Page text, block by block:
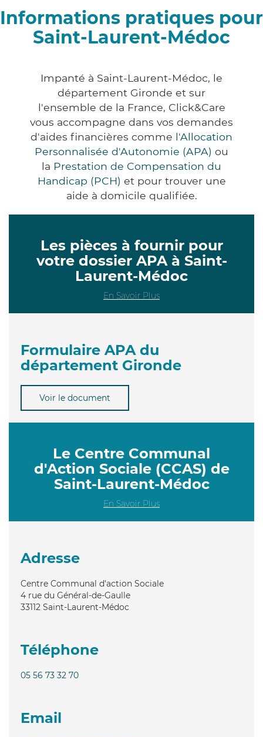
Informations pratiques pour
Saint-Laurent-Médoc
Impanté à Saint-Laurent-Médoc, le
département Gironde et sur
l'ensemble de la France, Click&Care
vous accompagne dans vos demandes
d'aides financières comme l'Allocation
Personnalisée d'Autonomie (APA) ou
la Prestation de Compensation du
Handicap (PCH) et pour trouver une
aide à domicile qualifiée.
Les pièces à fournir pour
votre dossier APA à Saint-
Laurent-Médoc
En Savoir Plus
Formulaire APA du
département Gironde
Voir le document
Le Centre Communal
d'Action Sociale (CCAS) de
Saint-Laurent-Médoc
En Savoir Plus
Adresse
Centre Communal d'action Sociale
4 rue du Général-de-Gaulle
33112 Saint-Laurent-Médoc
Téléphone
05 56 73 32 70
Email